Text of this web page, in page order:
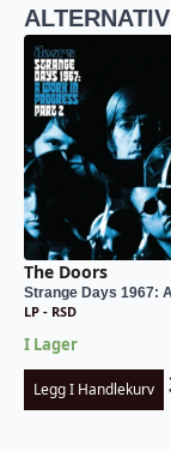
The Doors
Strange Days 1967:
LP - RSD
I Lager
Legg I Handlekurv